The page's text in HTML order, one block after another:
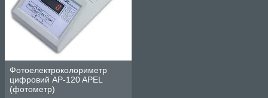
Фотоелектроколориметр
цифровий AP-120 APEL
(фотометр)